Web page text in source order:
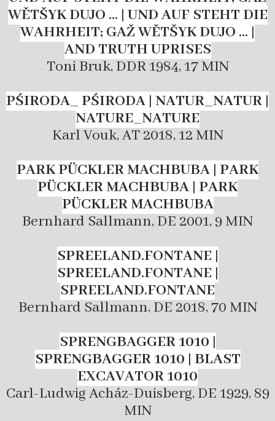
WĚTŠYK DUJO … | UND AUF STEHT DIE
WAHRHEIT; GAŽ WĚTŠYK DUJO … |
AND TRUTH UPRISES
Toni Bruk, DDR 1984, 17 MIN
PŚIRODA_ PŚIRODA | NATUR_NATUR |
NATURE_NATURE
Karl Vouk, AT 2018, 12 MIN
PARK PÜCKLER MACHBUBA | PARK
PÜCKLER MACHBUBA | PARK
PÜCKLER MACHBUBA
Bernhard Sallmann, DE 2001, 9 MIN
SPREELAND.FONTANE |
SPREELAND.FONTANE |
SPREELAND.FONTANE
Bernhard Sallmann, DE 2018, 70 MIN
SPRENGBAGGER 1010 |
SPRENGBAGGER 1010 | BLAST
EXCAVATOR 1010
Carl-Ludwig Acház-Duisberg, DE 1929, 89
MIN